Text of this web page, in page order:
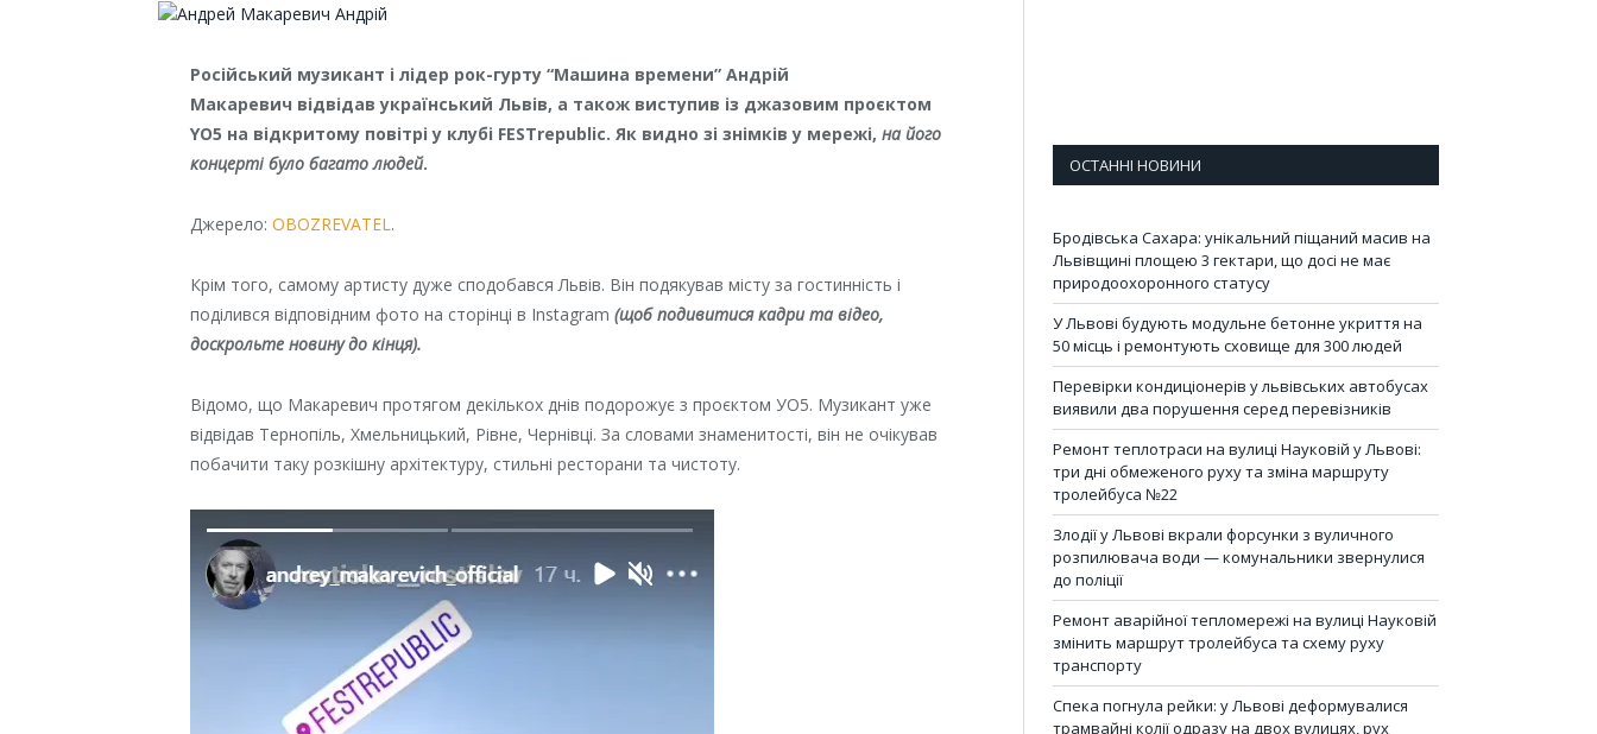
Російський музикант і лідер рок-гурту “Машина времени” Андрій
Макаревич відвідав український Львів, а також виступив із джазовим проєктом
YO5 на відкритому повітрі у клубі FESTrepublic. Як видно зі знімків у мережі,на його
концерті було багато людей.
Джерело:OBOZREVATEL .
Крім того, самому артисту дуже сподобався Львів. Він подякував місту за гостинність і
поділився відповідним фото на сторінці в Instagram(щоб подивитися кадри та відео,
доскрольте новину до кінця).
Відомо, що Макаревич протягом декількох днів подорожує з проєктом УО5. Музикант уже
відвідав Тернопіль, Хмельницький, Рівне, Чернівці. За словами знаменитості, він не очікував
побачити таку розкішну архітектуру, стильні ресторани та чистоту.
ОСТАННІ НОВИНИ
Бродівська Сахара: унікальний піщаний масив на
Львівщині площею 3 гектари, що досі не має
природоохоронного статусу
У Львові будують модульне бетонне укриття на
50 місць і ремонтують сховище для 300 людей
Перевірки кондиціонерів у львівських автобусах
виявили два порушення серед перевізників
Ремонт теплотраси на вулиці Науковій у Львові:
три дні обмеженого руху та зміна маршруту
тролейбуса №22
Злодії у Львові вкрали форсунки з вуличного
розпилювача води — комунальники звернулися
до поліції
Ремонт аварійної тепломережі на вулиці Науковій
змінить маршрут тролейбуса та схему руху
транспорту
Спека погнула рейки: у Львові деформувалися
трамвайні колії одразу на двох вулицях, рух